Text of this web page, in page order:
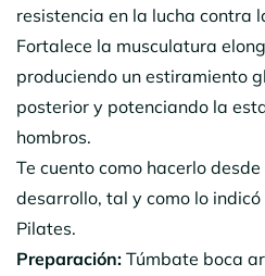
resistencia en la lucha contra
Fortalece la musculatura
produciendo un estiramiento
posterior y potenciando la
hombros.
Te cuento como hacerlo
desarrollo, tal y como lo indicó
Pilates.
Preparación: Túmbate boca